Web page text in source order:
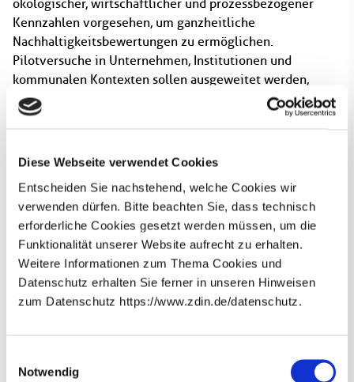
Diese Webseite verwendet Cookies
Entscheiden Sie nachstehend, welche Cookies wir
verwenden dürfen. Bitte beachten Sie, dass technisch
erforderliche Cookies gesetzt werden müssen, um die
Funktionalität unserer Website aufrecht zu erhalten.
Weitere Informationen zum Thema Cookies und
Datenschutz erhalten Sie ferner in unseren Hinweisen
zum Datenschutz https://www.zdin.de/datenschutz.
Notwendig
ökologischer, wirtschaftlicher und prozessbezogener
Kennzahlen vorgesehen, um ganzheitliche
Nachhaltigkeitsbewertungen zu ermöglichen.
Pilotversuche in Unternehmen, Institutionen und
kommunalen Kontexten sollen ausgeweitet werden,
ebenso wie die Prüfung der Übertragbarkeit auf weitere
Länder und Regionen.
Kira Konrad B. A.
Marketing & Kommunikation
Zentrum für digitale Innovationen Niedersachsen (ZDIN)
Niedersachsen.next GmbH, Schiffgraben 22-28, 30175
Hannover
E-Mail:kira.konrad@zdin.de
www.zdin.de